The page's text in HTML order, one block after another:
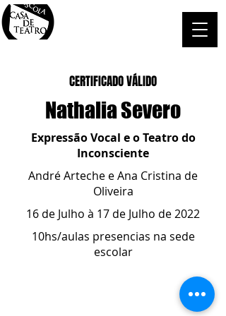
CERTIFICADO VÁLIDO
Nathalia Severo
Expressão Vocal e o Teatro do
Inconsciente
André Arteche e Ana Cristina de
Oliveira
16 de Julho à 17 de Julho de 2022
10hs/aulas presencias na sede
escolar
ESCOLA CASA DE TEATRO